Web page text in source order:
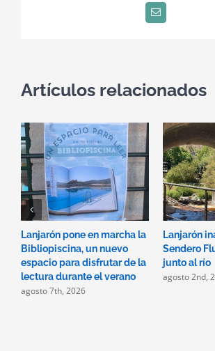
Correo
electrónico
Artículos relacionados
Lanjarón pone en marcha la
Bibliopiscina, un nuevo
espacio para disfrutar de la
lectura durante el verano
agosto 7th, 2026
Lanjarón
Sendero
junto al río
agosto 2nd,